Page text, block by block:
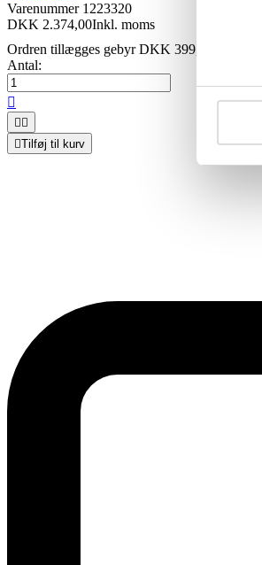
Varenummer 1223320
DKK 2.374,00Inkl. moms
Ordren tillægges gebyr DKK 399,00
Antal:

 
Tilføj til kurv